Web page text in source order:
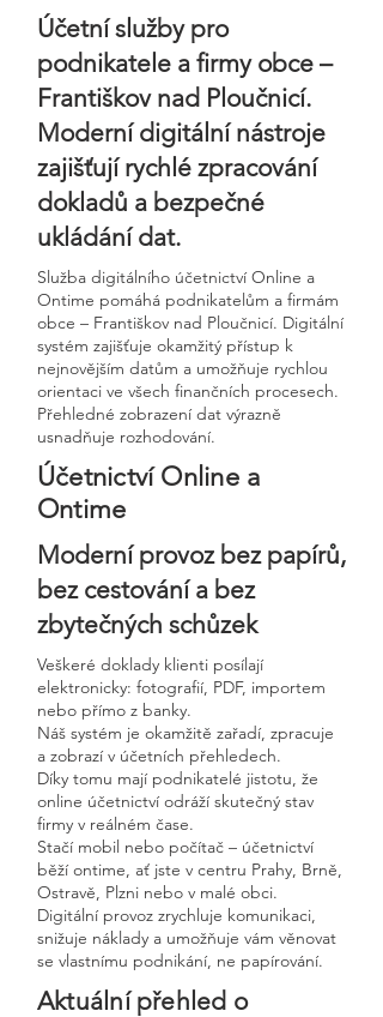
Účetní služby pro
podnikatele a firmy obce –
Františkov nad Ploučnicí.
Moderní digitální nástroje
zajišťují rychlé zpracování
dokladů a bezpečné
ukládání dat.
Služba digitálního účetnictví Online a
Ontime pomáhá podnikatelům a firmám
obce – Františkov nad Ploučnicí. Digitální
systém zajišťuje okamžitý přístup k
nejnovějším datům a umožňuje rychlou
orientaci ve všech finančních procesech.
Přehledné zobrazení dat výrazně
usnadňuje rozhodování.
Účetnictví Online a
Ontime
Moderní provoz bez papírů,
bez cestování a bez
zbytečných schůzek
Veškeré doklady klienti posílají
elektronicky: fotografií, PDF, importem
nebo přímo z banky.
Náš systém je okamžitě zařadí, zpracuje
a zobrazí v účetních přehledech.
Díky tomu mají podnikatelé jistotu, že
online účetnictví odráží skutečný stav
firmy v reálném čase.
Stačí mobil nebo počítač – účetnictví
běží ontime, ať jste v centru Prahy, Brně,
Ostravě, Plzni nebo v malé obci.
Digitální provoz zrychluje komunikaci,
snižuje náklady a umožňuje vám věnovat
se vlastnímu podnikání, ne papírování.
Aktuální přehled o